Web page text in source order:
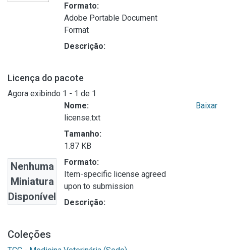
Formato:
Adobe Portable Document
Format
Descrição:
Licença do pacote
Agora exibindo 1 - 1 de 1
Nenhuma
Miniatura
Disponível
Nome:
license.txt
Tamanho:
1.87 KB
Formato:
Item-specific license agreed
upon to submission
Descrição:
Baixar
Coleções